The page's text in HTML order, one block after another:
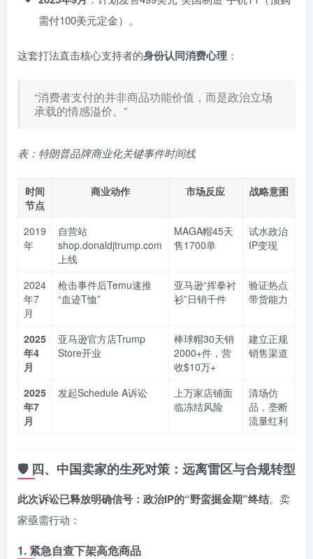
需付100美元定金）。
这套打法直击核心支持者的身份认同消费心理 ：
“消费者支付的并非商品功能价值，而是政治立场
承载的情感溢价。”
表：特朗普品牌商业化关键事件时间线
时间
节点
商业动作 市场反应 战略意图
2019
年
自营站
shop.donaldjtrump.com
上线
MAGA帽45天
售1700单
试水政治
IP变现
2024
年7
月
枪击事件后Temu速推
“血迹T恤”
亚马逊“挥拳衬
衫”日销千件
验证热点
带货能力
2025
年4
月
亚马逊官方店Trump
Store开业
棒球帽30天销
2000+件，营
收$10万+
建立正规
销售渠道
2025
年7
月
发起Schedule A诉讼
上万家店铺面
临冻结风险
清场仿
品，垄断
流量红利
🛡️ 四、中国卖家的生死对策：远离雷区与合规转型
此次诉讼已释放明确信号：政治IP的“野蛮掘金期”终结。卖
家亟需行动：
1. 紧急自查下架高危商品